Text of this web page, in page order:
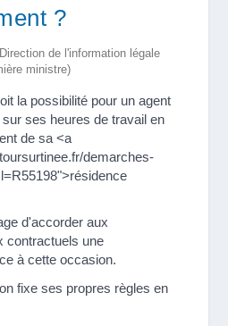
?
de l'information légale
ministre)
la possibilité pour un agent
ses heures de travail en
de sa <a
demarches-
d'accorder aux
contractuels une
à cette occasion.
fixe ses propres règles en